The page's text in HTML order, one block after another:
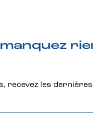
manquez
recevez les